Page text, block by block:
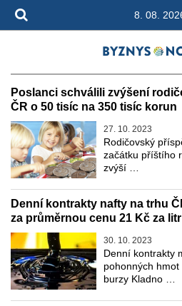
8. 08.
Poslanci schválili zvýšení
ČR o 50 tisíc na 350 tisíc korun
27. 10. 2023
Rodičovský
začátku příštího
zvýší …
Denní kontrakty nafty na trhu
za průměrnou cenu 21 Kč za litr
30. 10. 2023
Denní kontrakty
pohonných
burzy Kladno …